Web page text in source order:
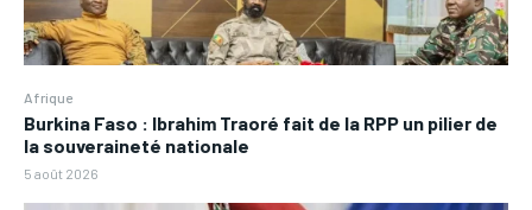
Afrique
Burkina Faso : Ibrahim Traoré fait de la RPP un pilier de
la souveraineté nationale
5 août 2026